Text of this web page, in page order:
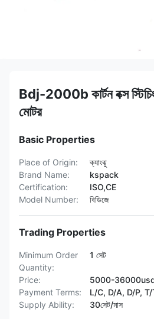
Bdj-2000b কার্টন বক্স স্টিচিং
মোটর
Basic Properties
Place of Origin:
ক্যাংঝু
Brand Name:
kspack
Certification:
ISO,CE
Model Number:
বিডিজে
Trading Properties
Minimum Order
Quantity:
1 সেট
Price:
5000-
Payment Terms:
L/C, D/A, D/P, T/T,
Supply Ability:
30সেট/মাস